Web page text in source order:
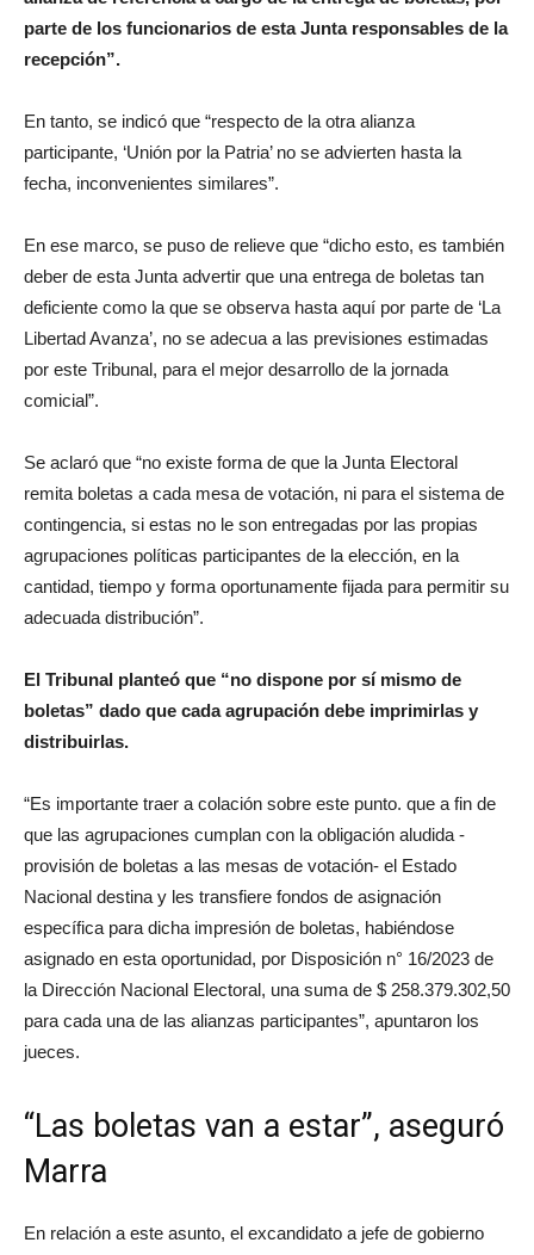
parte de los funcionarios de esta Junta responsables de la
recepción”.
En tanto, se indicó que “respecto de la otra alianza
participante, ‘Unión por la Patria’ no se advierten hasta la
fecha, inconvenientes similares”.
En ese marco, se puso de relieve que “dicho esto, es también
deber de esta Junta advertir que una entrega de boletas tan
deficiente como la que se observa hasta aquí por parte de ‘La
Libertad Avanza’, no se adecua a las previsiones estimadas
por este Tribunal, para el mejor desarrollo de la jornada
comicial”.
Se aclaró que “no existe forma de que la Junta Electoral
remita boletas a cada mesa de votación, ni para el sistema de
contingencia, si estas no le son entregadas por las propias
agrupaciones políticas participantes de la elección, en la
cantidad, tiempo y forma oportunamente fijada para permitir su
adecuada distribución”.
El Tribunal planteó que “no dispone por sí mismo de
boletas” dado que cada agrupación debe imprimirlas y
distribuirlas.
“Es importante traer a colación sobre este punto. que a fin de
que las agrupaciones cumplan con la obligación aludida -
provisión de boletas a las mesas de votación- el Estado
Nacional destina y les transfiere fondos de asignación
específica para dicha impresión de boletas, habiéndose
asignado en esta oportunidad, por Disposición n° 16/2023 de
la Dirección Nacional Electoral, una suma de $ 258.379.302,50
para cada una de las alianzas participantes”, apuntaron los
jueces.
“Las boletas van a estar”, aseguró
Marra
En relación a este asunto, el excandidato a jefe de gobierno